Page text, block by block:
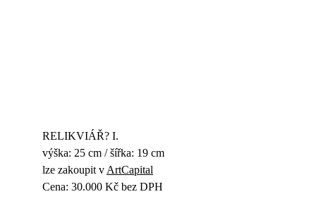
RELIKVIÁŘ? I.
výška: 25 cm / šířka: 19 cm
lze zakoupit v ArtCapital
Cena: 30.000 Kč bez DPH